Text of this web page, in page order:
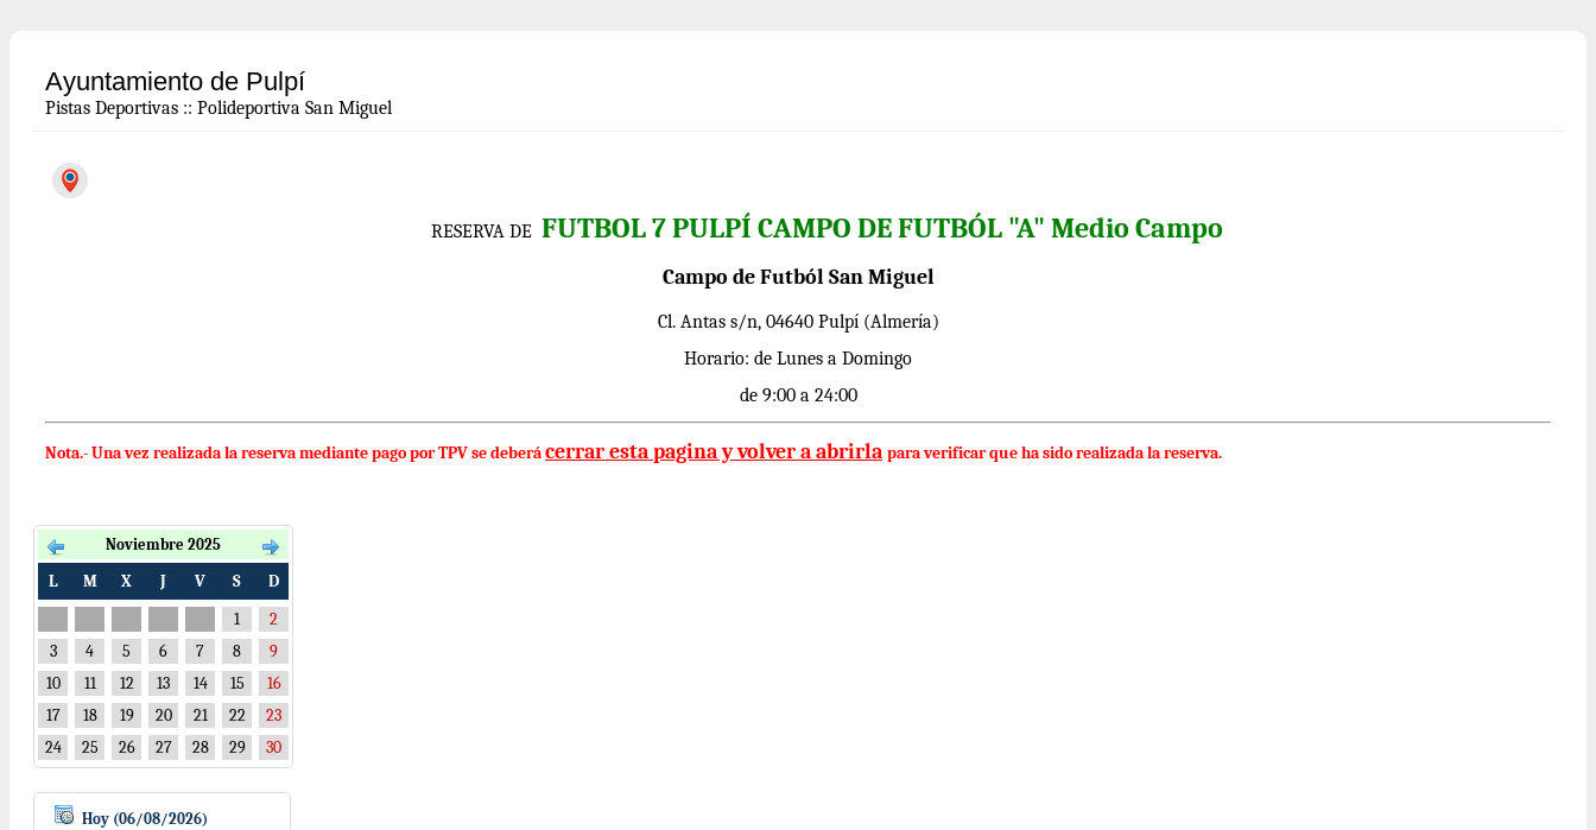
Ayuntamiento de Pulpí
Pistas Deportivas :: Polideportiva San Miguel
RESERVA DE FUTBOL 7 PULPÍ CAMPO DE FUTBÓL "A" Medio Campo
Campo de Futból San Miguel
Cl. Antas s/n, 04640 Pulpí (Almería)
Horario: de Lunes a Domingo
de 9:00 a 24:00
Nota.- Una vez realizada la reserva mediante pago por TPV se deberácerrar esta pagina y volver a abrirla para verificar que ha sido realizada la reserva.
Noviembre 2025
L M X J V S
D
1
2
3
4 5 6 7 8
9
10
11 12 13 14 15
16
17
18 19 20 21 22
23
24
25 26 27 28 29 30
Hoy (06/08/2026)